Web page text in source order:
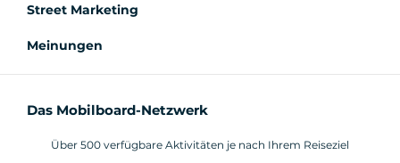
Street Marketing
Meinungen
Das Mobilboard-Netzwerk
Über 500 verfügbare Aktivitäten je nach Ihrem Reiseziel